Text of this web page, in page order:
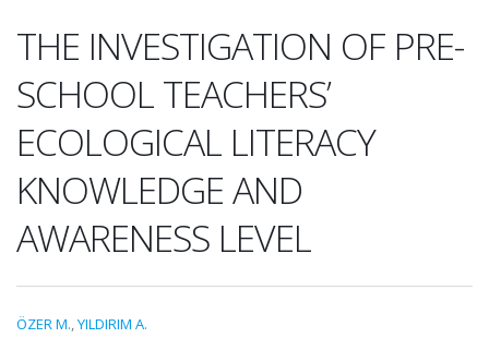
THE INVESTIGATION OF PRE-
SCHOOL TEACHERS’
ECOLOGICAL LITERACY
KNOWLEDGE AND
AWARENESS LEVEL
ÖZER M.,YILDIRIM A.